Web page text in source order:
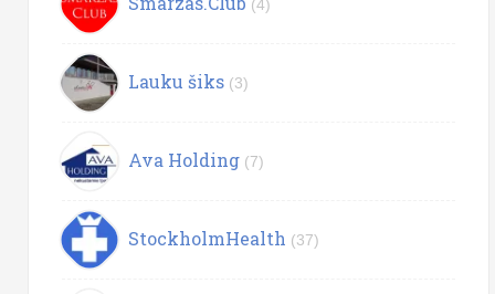
(4)
Lauku šiks (3)
Ava Holding (7)
StockholmHealth (37)